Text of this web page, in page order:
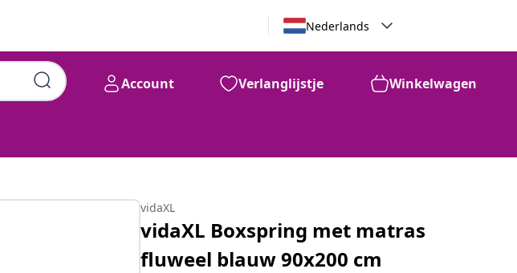
Nederlands
Account Verlanglijstje Winkelwagen
vidaXL
vidaXL Boxspring met matras
fluweel blauw 90x200 cm